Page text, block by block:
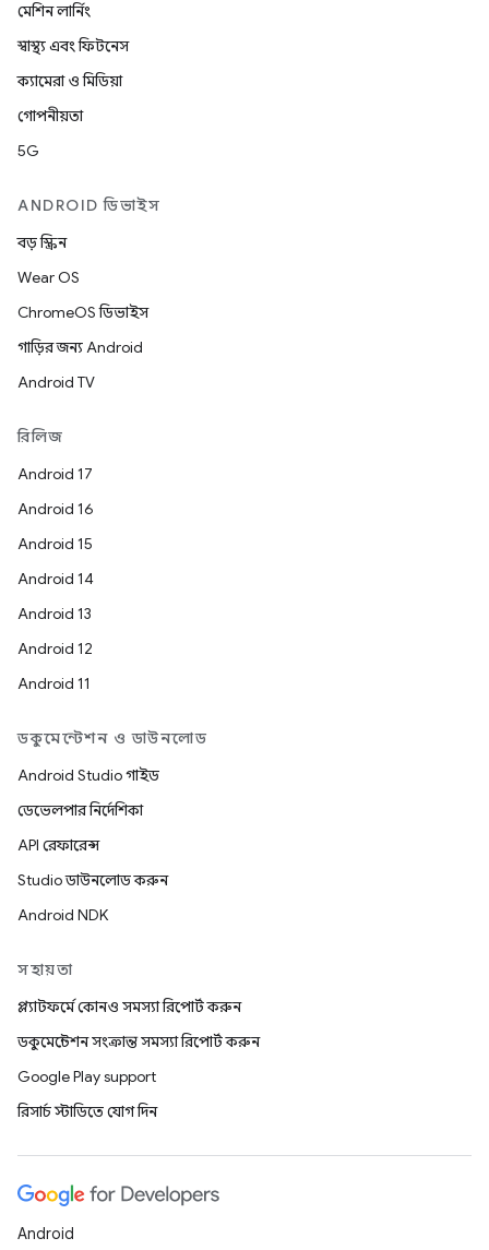
মেশিন লার্নিং
স্বাস্থ্য এবং ফিটনেস
ক্যামেরা ও মিডিয়া
গোপনীয়তা
5G
ANDROID ডিভাইস
বড় স্ক্রিন
Wear OS
ChromeOS ডিভাইস
গাড়ির জন্য Android
Android TV
রিলিজ
Android 17
Android 16
Android 15
Android 14
Android 13
Android 12
Android 11
ডকুমেন্টেশন ও ডাউনলোড
Android Studio গাইড
ডেভেলপার নির্দেশিকা
API রেফারেন্স
Studio ডাউনলোড করুন
Android NDK
সহায়তা
প্ল্যাটফর্মে কোনও সমস্যা রিপোর্ট করুন
ডকুমেন্টেশন সংক্রান্ত সমস্যা রিপোর্ট করুন
Google Play support
রিসার্চ স্টাডিতে যোগ দিন
Android